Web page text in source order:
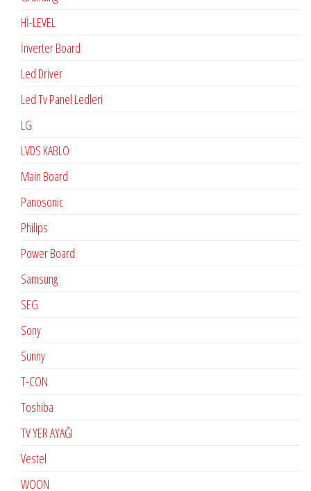
Hİ-LEVEL
İnverter Board
Led Driver
Led Tv Panel Ledleri
LG
LVDS KABLO
Main Board
Panosonic
Philips
Power Board
Samsung
SEG
Sony
Sunny
T-CON
Toshiba
TV YER AYAĞI
Vestel
WOON